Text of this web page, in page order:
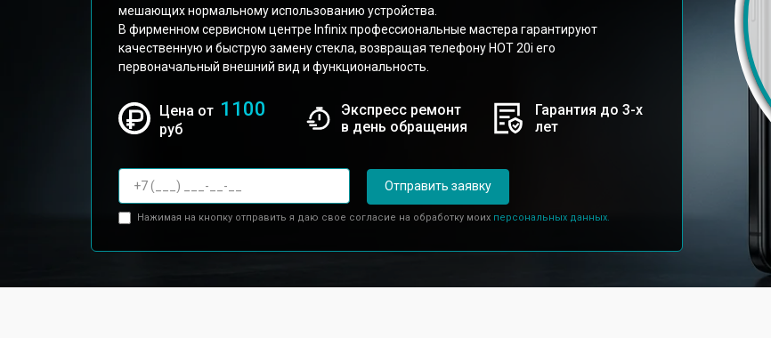
мешающих нормальному использованию устройства.
В фирменном сервисном центре Infinix профессиональные мастера гарантируют
качественную и быструю замену стекла, возвращая телефону HOT 20i его
первоначальный внешний вид и функциональность.
Цена от 1100
руб
Экспресс ремонт
в день обращения
Гарантия до 3-х
лет
Отправить заявку
Нажимая на кнопку отправить я даю свое согласие на обработку моих персональных данных.